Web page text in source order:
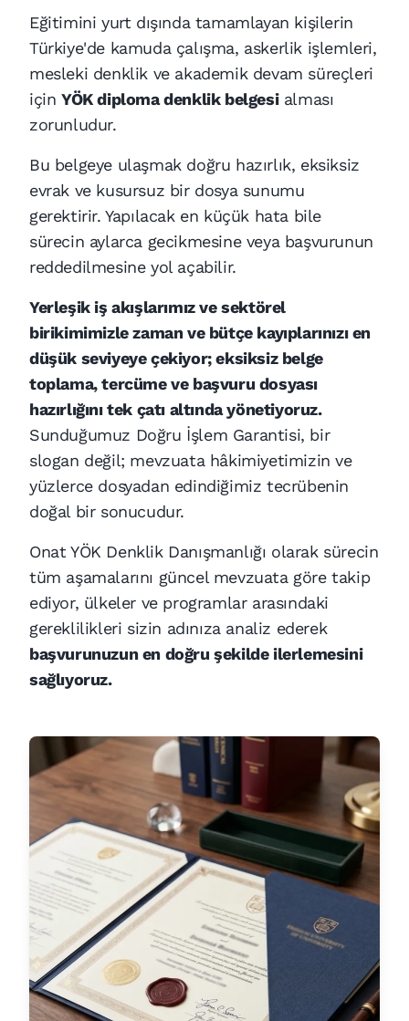
Eğitimini yurt dışında tamamlayan kişilerin
Türkiye'de kamuda çalışma, askerlik işlemleri,
mesleki denklik ve akademik devam süreçleri
için YÖK diploma denklik belgesialması
zorunludur.
Bu belgeye ulaşmak doğru hazırlık, eksiksiz
evrak ve kusursuz bir dosya sunumu
gerektirir. Yapılacak en küçük hata bile
sürecin aylarca gecikmesine veya başvurunun
reddedilmesine yol açabilir.
Yerleşik iş akışlarımız ve sektörel
birikimimizle zaman ve bütçe kayıplarınızı en
düşük seviyeye çekiyor; eksiksiz belge
toplama, tercüme ve başvuru dosyası
hazırlığını tek çatı altında yönetiyoruz.
Sunduğumuz Doğru İşlem Garantisi, bir
slogan değil; mevzuata hâkimiyetimizin ve
yüzlerce dosyadan edindiğimiz tecrübenin
doğal bir sonucudur.
Onat YÖK Denklik Danışmanlığı olarak sürecin
tüm aşamalarını güncel mevzuata göre takip
ediyor, ülkeler ve programlar arasındaki
gereklilikleri sizin adınıza analiz ederek
başvurunuzun en doğru şekilde ilerlemesini
sağlıyoruz.